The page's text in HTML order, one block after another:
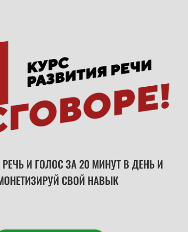
И ГОЛОС ЗА 20 МИНУТ В ДЕНЬ И
СВОЙ НАВЫК